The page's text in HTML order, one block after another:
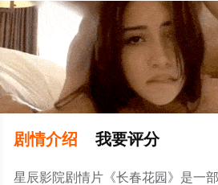
剧情介绍 我要评分
星辰影院剧情片《长春花园》是一